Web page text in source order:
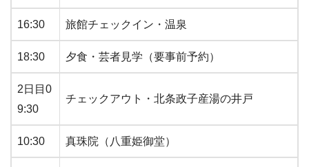
16:30 旅館チェックイン・温泉
18:30 夕食・芸者見学（要事前予約）
2日目0
9:30
チェックアウト・北条政子産湯の井戸
10:30 真珠院（八重姫御堂）